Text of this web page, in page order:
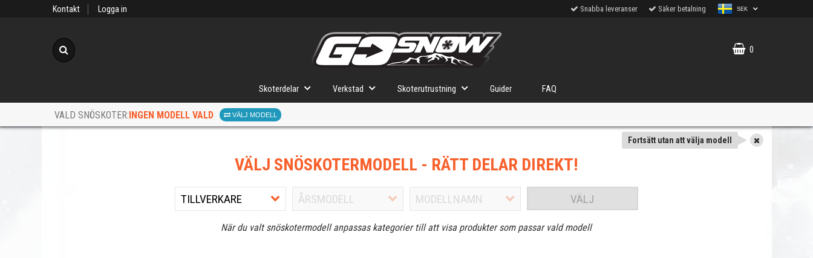
Kontakt Logga in Snabba leveranser Säker betalning SEK
0
Skoterdelar Verkstad Skoterutrustning Guider FAQ
VALD SNÖSKOTER:INGEN MODELL VALD VÄLJ MODELL
Fortsätt utan att välja modell
VÄLJ SNÖSKOTERMODELL - RÄTT DELAR DIREKT!
VÄLJ
När du valt snöskotermodell anpassas kategorier till att visa produkter som passar vald modell